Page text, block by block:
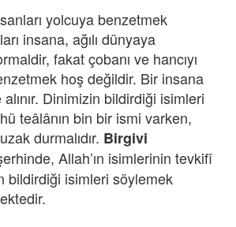
yolcuya benzetmek
insana, ağılı dünyaya
fakat çobanı ve hancıyı
hoş değildir. Bir insana
Dinimizin bildirdiği isimleri
teâlânın bin bir ismi varken,
durmalıdır. Birgivi
Allah’ın isimlerinin tevkifî
bildirdiği isimleri söylemek